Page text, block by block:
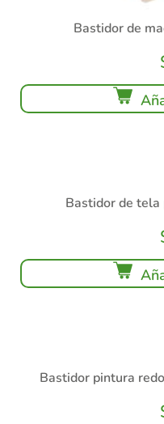
Bastidor de
Bastidor de
Bastidor pintura